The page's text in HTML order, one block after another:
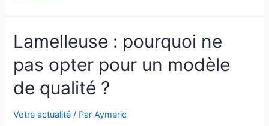
:
quelles
sont
les
particularités
cette
Lamelleuse : pourquoi ne
pas opter pour un modèle
de qualité ?
Votre actualité / ParAymeric